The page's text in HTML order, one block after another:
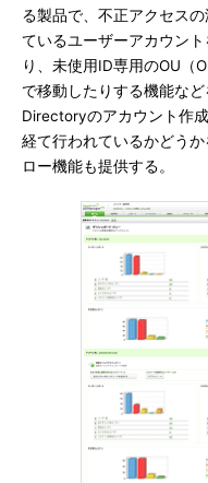
る製品で、不正アクセス
ているユーザーアカウン
り、未使用ID専用のOU（
で移動したりする機能など
Directoryのアカウント作
経て行われているかどう
ロー機能も提供する。